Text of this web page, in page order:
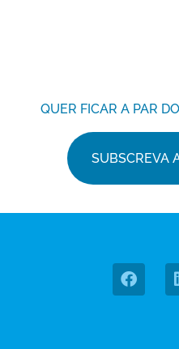
QUER FICAR A PAR
SUBSCREVA